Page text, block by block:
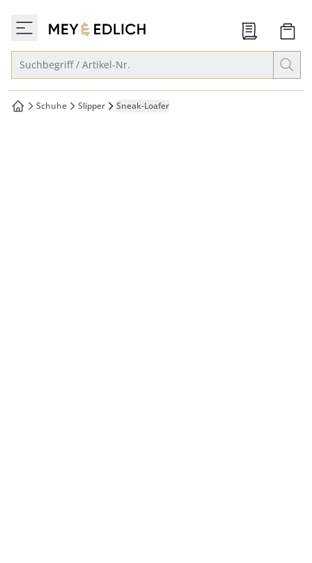
springen
springen
zur Startseite
Suchbegriff / Artikel-Nr.
zur Startseite
Schuhe Slipper Sneak-Loafer